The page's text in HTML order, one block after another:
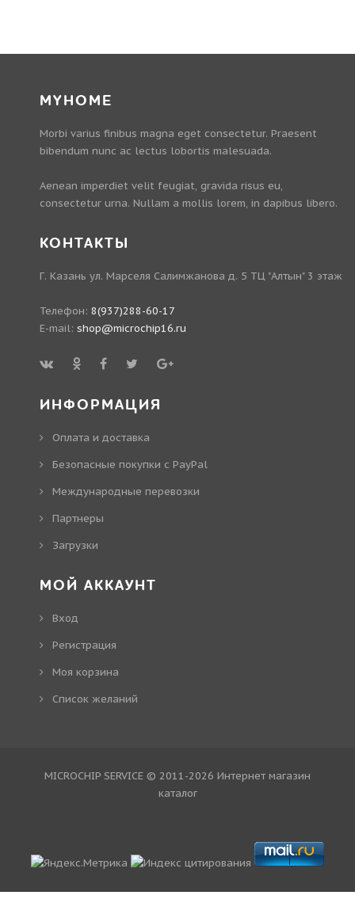
MYHOME
Morbi varius finibus magna eget consectetur. Praesent
bibendum nunc ac lectus lobortis malesuada.
Aenean imperdiet velit feugiat, gravida risus eu,
consectetur urna. Nullam a mollis lorem, in dapibus libero.
КОНТАКТЫ
Г. Казань ул. Марселя Салимжанова д. 5 ТЦ "Алтын" 3 этаж
Телефон: 8(937)288-60-17
E-mail: shop@microchip16.ru
ИНФОРМАЦИЯ
Оплата и доставка
Безопасные покупки с PayPal
Международные перевозки
Партнеры
Загрузки
МОЙ АККАУНТ
Вход
Регистрация
Моя корзина
Cписок желаний
MICROCHIP SERVICE © 2011-2026 Интернет магазин
каталог